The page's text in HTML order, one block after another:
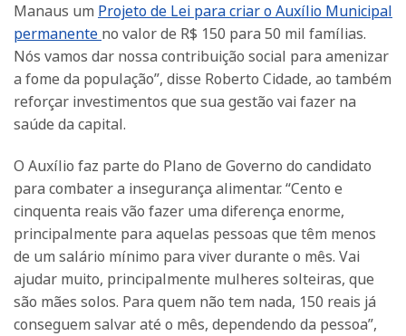
Manaus um Projeto de Lei para criar o Auxílio Municipal
permanente no valor de R$ 150 para 50 mil famílias.
Nós vamos dar nossa contribuição social para amenizar
a fome da população”, disse Roberto Cidade, ao também
reforçar investimentos que sua gestão vai fazer na
saúde da capital.
O Auxílio faz parte do Plano de Governo do candidato
para combater a insegurança alimentar. “Cento e
cinquenta reais vão fazer uma diferença enorme,
principalmente para aquelas pessoas que têm menos
de um salário mínimo para viver durante o mês. Vai
ajudar muito, principalmente mulheres solteiras, que
são mães solos. Para quem não tem nada, 150 reais já
conseguem salvar até o mês, dependendo da pessoa”,